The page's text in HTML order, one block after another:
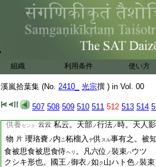
組織 利用条件 使い方
溪嵐拾葉集 (No. 2410_ 光宗撰 ) in Vol. 00
507 508 509 510 511 512 513 514
ノ
并 二十一社 別宮祈祷 ヲ被修。本地如
云事者。 3 一經 ノ説ニ見タリ。習合スル
義軌 説 。可見得 云云
又云。太
者大日遍照尊習事。東寺一流 大事也。神明
相傳灌頂
事。可思之
一。天人影向供物事
師物語云。後嵯峨ノ法王ノ御時。公卿僉議
天人影向
法王勅定云。瓔珞嚢 内 柘榴。盛入 六位
供養セント 云云 私云。天部ノ行法ノ時。天人
物 片 瓔珞嚢ノ 内ニ柘榴入 テ供 スル事有之。被知
食被思食被思食侍ヘリ 。凡六位 ノ裝束ハウツ
クシキ形也。國王 ノ御衣ノ如 ク 山ハト色ノ裝束